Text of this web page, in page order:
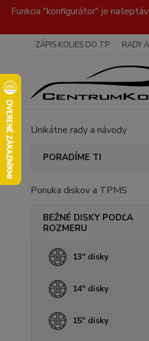
Funkcia "konfigurátor" je
ZÁPIS KOLIES DO TP RADY
Unikátne rady a návody
PORADÍME TI
Ponuka diskov a TPMS
BEŽNÉ DISKY PODĽA
ROZMERU
13" disky
14" disky
15" disky